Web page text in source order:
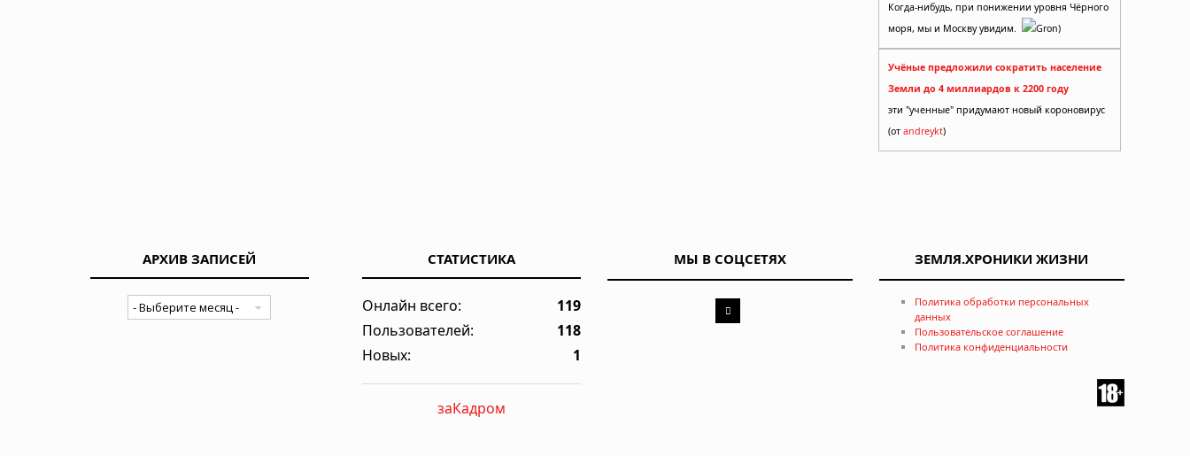
Как выбрать хорошего врача и клинику: на что обращать внимание перед записью на приём
26.07.2026 в 06:01
Когда-нибудь, при понижении уровня Чёрного
моря, мы и Москву увидим.
Gron)
Учёные предложили сократить население
Земли до 4 миллиардов к 2200 году
эти "ученные" придумают новый короновирус
(от andreykt)
АРХИВ ЗАПИСЕЙ СТАТИСТИКА
Онлайн всего:
119
Пользователей:
118
Новых:
1
заКадром
МЫ В СОЦСЕТЯХ ЗЕМЛЯ.ХРОНИКИ ЖИЗНИ
Политика обработки персональных
данных
Пользовательское соглашение
Политика конфиденциальности